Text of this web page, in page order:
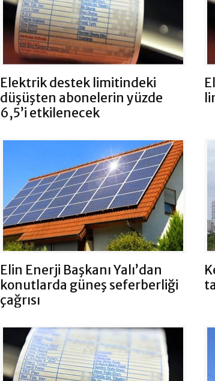
Elektrik destek limitindeki
düşüşten abonelerin yüzde
6,5’i etkilenecek
Elin Enerji Başkanı Yalı’dan
konutlarda güneş seferberliği
çağrısı